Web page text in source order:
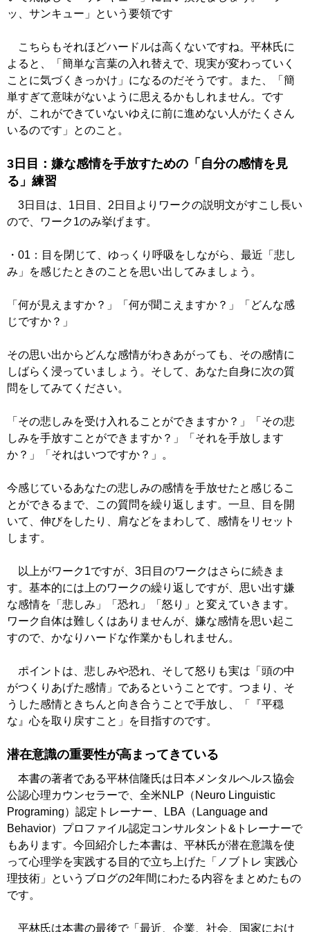
ッ、サンキュー」という要領です
こちらもそれほどハードルは高くないですね。平林氏に
よると、「簡単な言葉の入れ替えで、現実が変わっていく
ことに気づくきっかけ」になるのだそうです。また、「簡
単すぎて意味がないように思えるかもしれません。です
が、これができていないゆえに前に進めない人がたくさん
いるのです」とのこと。
3日目：嫌な感情を手放すための「自分の感情を見
る」練習
3日目は、1日目、2日目よりワークの説明文がすこし長い
ので、ワーク1のみ挙げます。
・01：目を閉じて、ゆっくり呼吸をしながら、最近「悲し
み」を感じたときのことを思い出してみましょう。
「何が見えますか？」「何が聞こえますか？」「どんな感
じですか？」
その思い出からどんな感情がわきあがっても、その感情に
しばらく浸っていましょう。そして、あなた自身に次の質
問をしてみてください。
「その悲しみを受け入れることができますか？」「その悲
しみを手放すことができますか？」「それを手放します
か？」「それはいつですか？」。
今感じているあなたの悲しみの感情を手放せたと感じるこ
とができるまで、この質問を繰り返します。一旦、目を開
いて、伸びをしたり、肩などをまわして、感情をリセット
します。
以上がワーク1ですが、3日目のワークはさらに続きま
す。基本的には上のワークの繰り返しですが、思い出す嫌
な感情を「悲しみ」「恐れ」「怒り」と変えていきます。
ワーク自体は難しくはありませんが、嫌な感情を思い起こ
すので、かなりハードな作業かもしれません。
ポイントは、悲しみや恐れ、そして怒りも実は「頭の中
がつくりあげた感情」であるということです。つまり、そ
うした感情ときちんと向き合うことで手放し、「『平穏
な』心を取り戻すこと」を目指すのです。
潜在意識の重要性が高まってきている
本書の著者である平林信隆氏は日本メンタルヘルス協会
公認心理カウンセラーで、全米NLP（Neuro Linguistic
Programing）認定トレーナー、LBA（Language and
Behavior）プロファイル認定コンサルタント&トレーナーで
もあります。今回紹介した本書は、平林氏が潜在意識を使
って心理学を実践する目的で立ち上げた「ノブトレ 実践心
理技術」というブログの2年間にわたる内容をまとめたもの
です。
平林氏は本書の最後で「最近、企業、社会、国家におけ